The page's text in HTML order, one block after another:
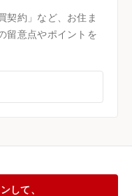
契約」など、お住ま
留意点やポイントを
して、